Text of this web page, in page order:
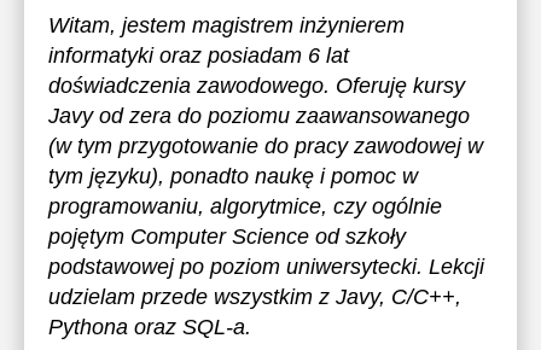
Witam, jestem magistrem inżynierem
informatyki oraz posiadam 6 lat
doświadczenia zawodowego. Oferuję kursy
Javy od zera do poziomu zaawansowanego
(w tym przygotowanie do pracy zawodowej w
tym języku), ponadto naukę i pomoc w
programowaniu, algorytmice, czy ogólnie
pojętym Computer Science od szkoły
podstawowej po poziom uniwersytecki. Lekcji
udzielam przede wszystkim z Javy, C/C++,
Pythona oraz SQL-a.